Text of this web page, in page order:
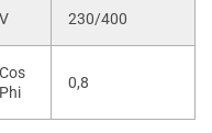
V 230/400
Cos
Phi
0,8